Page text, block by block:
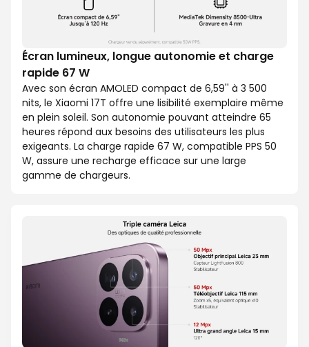
Écran lumineux, longue autonomie et charge
rapide 67 W
Avec son écran AMOLED compact de 6,59'' à 3 500
nits, le Xiaomi 17T offre une lisibilité exemplaire même
en plein soleil. Son autonomie pouvant atteindre 65
heures répond aux besoins des utilisateurs les plus
exigeants. La charge rapide 67 W, compatible PPS 50
W, assure une recharge efficace sur une large
gamme de chargeurs.